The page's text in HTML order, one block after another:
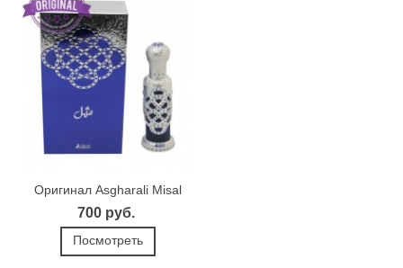
Оригинал Asgharali Misal
700 руб.
Посмотреть